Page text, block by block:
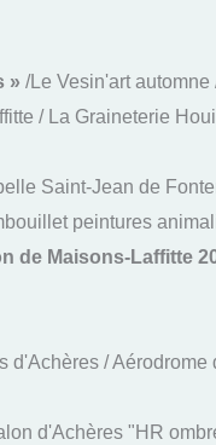
» /Le Vesin'art automne
/ La Graineterie
Saint-Jean de
peintures
de Maisons-Laffitte
d'Achères / Aérodrome
d'Achères "HR